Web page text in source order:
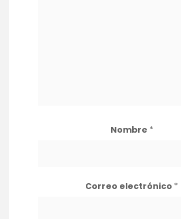
Nombre *
Correo electrónico *